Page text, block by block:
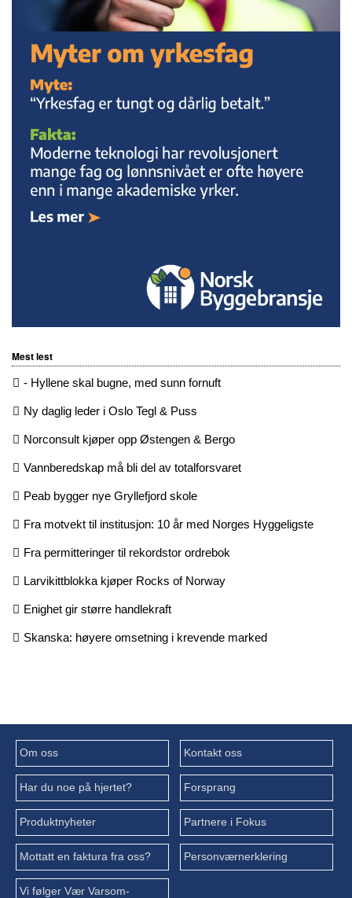
Mest lest
- Hyllene skal bugne, med sunn fornuft
Ny daglig leder i Oslo Tegl & Puss
Norconsult kjøper opp Østengen & Bergo
Vannberedskap må bli del av totalforsvaret
Peab bygger nye Gryllefjord skole
Fra motvekt til institusjon: 10 år med Norges Hyggeligste
Fra permitteringer til rekordstor ordrebok
Larvikittblokka kjøper Rocks of Norway
Enighet gir større handlekraft
Skanska: høyere omsetning i krevende marked
Om oss Kontakt oss
Har du noe på hjertet? Forsprang
Produktnyheter Partnere i Fokus
Mottatt en faktura fra oss? Personværnerklering
Vi følger Vær Varsom-